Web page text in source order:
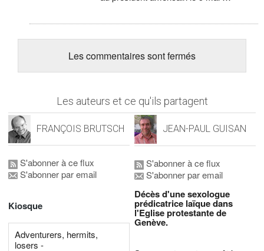
Les commentaires sont fermés
Les auteurs et ce qu'ils partagent
FRANÇOIS BRUTSCH
S'abonner à ce flux
S'abonner par email
Kiosque
Adventurers, hermits,
losers -
JEAN-PAUL GUISAN
S'abonner à ce flux
S'abonner par email
Décès d'une sexologue
prédicatrice laïque dans
l'Eglise protestante de
Genève.